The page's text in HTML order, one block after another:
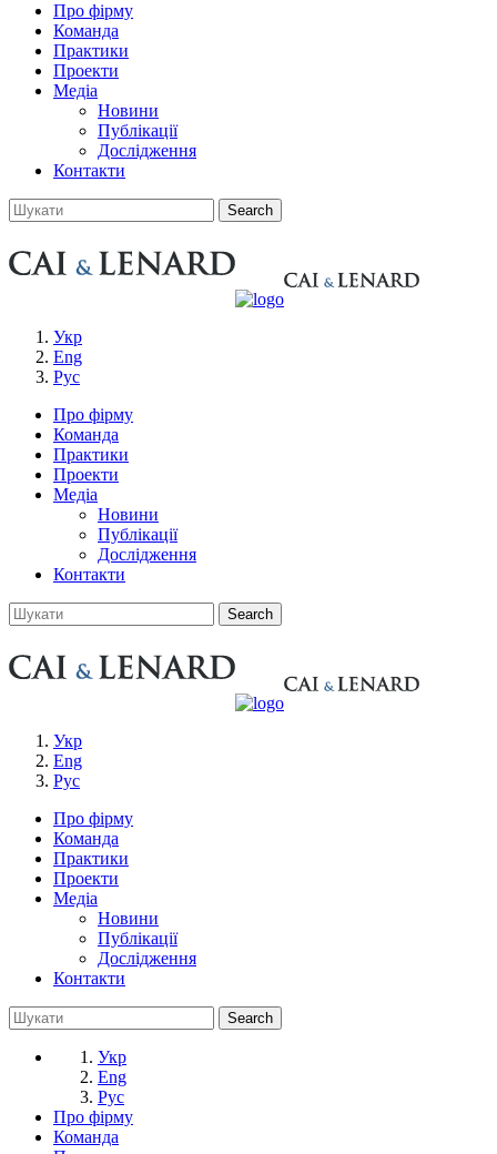
Про фірму
Команда
Практики
Проекти
Медіа
Новини
Публікації
Дослідження
Контакти
Укр
Eng
Рус
Про фірму
Команда
Практики
Проекти
Медіа
Новини
Публікації
Дослідження
Контакти
Укр
Eng
Рус
Про фірму
Команда
Практики
Проекти
Медіа
Новини
Публікації
Дослідження
Контакти
Укр
Eng
Рус
Про фірму
Команда